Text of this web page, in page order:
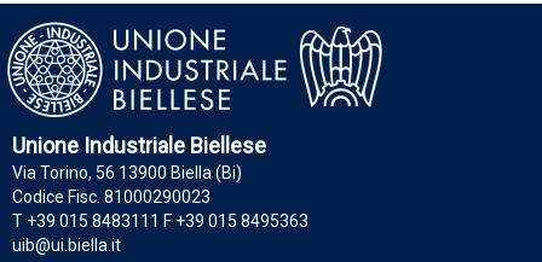
Unione Industriale Biellese
Via Torino, 56 13900 Biella (Bi)
Codice Fisc. 81000290023
T +39 015 8483111 F +39 015 8495363
uib@ui.biella.it